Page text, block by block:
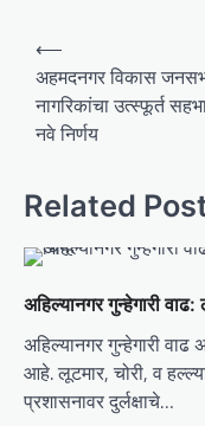
n
a
v
i
g
a
t
⟵
अहमदनगर विकास
नागरिकांचा उत्स्फूर्त
नवे निर्णय
Related
अहिल्यानगर गुन्हेगारी
अहिल्यानगर गुन्हेगारी
आहे. लूटमार, चोरी, व
प्रशासनावर दुर्लक्षाचे…